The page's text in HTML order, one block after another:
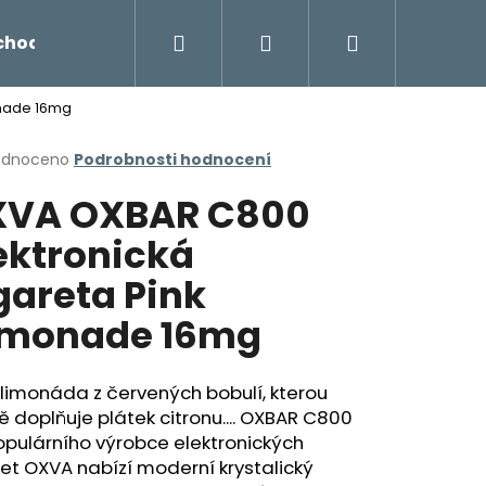
Napište námPřihlášení
16mg
Podrobnosti hodnocení
OXBAR C800
Pink
16mg
z červených bobulí, kterou
doplňuje plátek citronu.... OXBAR C800
výrobce elektronických
OXVA nabízí moderní krystalický
Následující